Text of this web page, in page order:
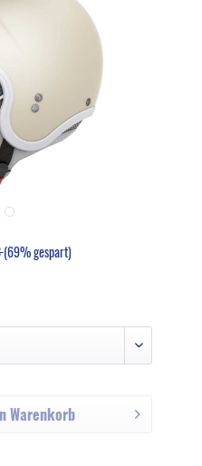
(69% gespart)
Warenkorb